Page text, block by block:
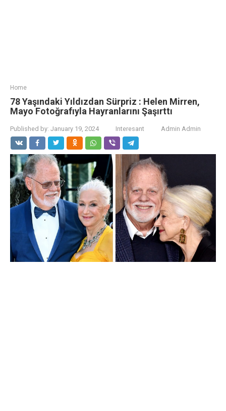
Home
78 Yaşındaki Yıldızdan Sürpriz : Helen Mirren,
Mayo Fotoğrafıyla Hayranlarını Şaşırttı
Published by: January 19, 2024 Interesant Admin Admin